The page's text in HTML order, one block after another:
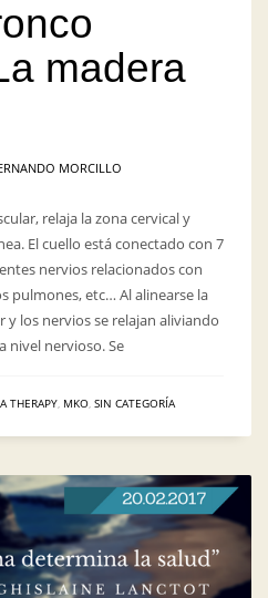
madera
MORCILLO
relaja la zona cervical y
El cuello está conectado con 7
nervios relacionados con
pulmones, etc… Al alinearse la
los nervios se relajan aliviando
nivel nervioso. Se
THERAPY, MKO, SIN CATEGORÍA